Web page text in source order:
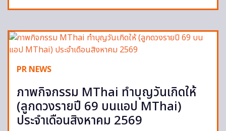
PR NEWS
ภาพกิจกรรม MThai ทำบุญวันเกิดให้
(ลูกดวงรายปี 69 บนแอป MThai)
ประจำเดือนสิงหาคม 2569